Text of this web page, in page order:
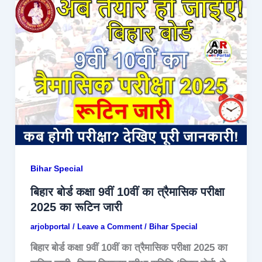
Bihar Special
बिहार बोर्ड कक्षा 9वीं 10वीं का त्रैमासिक परीक्षा
2025 का रूटिन जारी
arjobportal / Leave a Comment / Bihar Special
बिहार बोर्ड कक्षा 9वीं 10वीं का त्रैमासिक परीक्षा 2025 का